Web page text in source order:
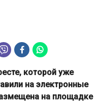
которой уже
на электронные
на площадке